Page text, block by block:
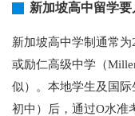
新加坡高中留学要
新加坡高中学制通常为
或励仁高级中学（
似）。本地学生及国
初中）后，通过O水准